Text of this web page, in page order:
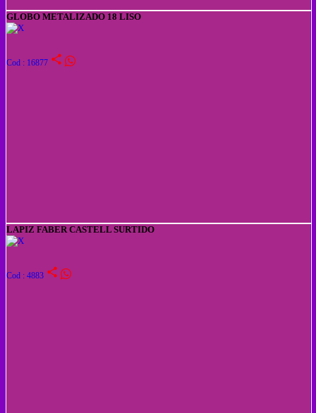
GLOBO METALIZADO 18 LISO
Cod : 16877 share
LAPIZ FABER CASTELL SURTIDO
Cod : 4883 share